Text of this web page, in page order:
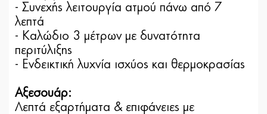
- Συνεχής λειτουργία ατμού πάνω από 7
λεπτά
- Καλώδιο 3 μέτρων με δυνατότητα
περιτύλιξης
- Ενδεικτική λυχνία ισχύος και θερμοκρασίας
Αξεσουάρ:
Λεπτά εξαρτήματα & επιφάνειες με